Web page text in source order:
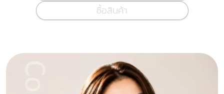
ซื้อสินค้า